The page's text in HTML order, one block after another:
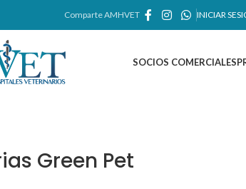
Comparte AMHVET INICIAR
SOCIOS COMERCIALES
Green Pet